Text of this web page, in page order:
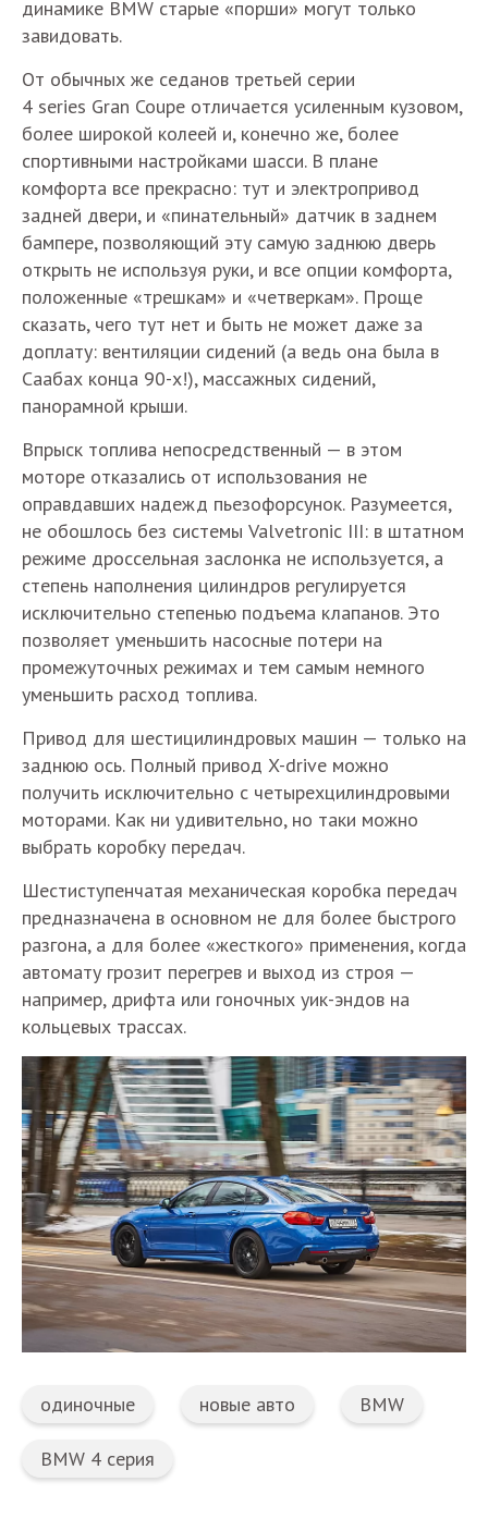
динамике BMW старые «порши» могут только
завидовать.
От обычных же седанов третьей серии
4 series Gran Coupe отличается усиленным кузовом,
более широкой колеей и, конечно же, более
спортивными настройками шасси. В плане
комфорта все прекрасно: тут и электропривод
задней двери, и «пинательный» датчик в заднем
бампере, позволяющий эту самую заднюю дверь
открыть не используя руки, и все опции комфорта,
положенные «трешкам» и «четверкам». Проще
сказать, чего тут нет и быть не может даже за
доплату: вентиляции сидений (а ведь она была в
Саабах конца 90-х!), массажных сидений,
панорамной крыши.
Впрыск топлива непосредственный — в этом
моторе отказались от использования не
оправдавших надежд пьезофорсунок. Разумеется,
не обошлось без системы Valvetronic III: в штатном
режиме дроссельная заслонка не используется, а
степень наполнения цилиндров регулируется
исключительно степенью подъема клапанов. Это
позволяет уменьшить насосные потери на
промежуточных режимах и тем самым немного
уменьшить расход топлива.
Привод для шестицилиндровых машин — только на
заднюю ось. Полный привод X-drive можно
получить исключительно с четырехцилиндровыми
моторами. Как ни удивительно, но таки можно
выбрать коробку передач.
Шестиступенчатая механическая коробка передач
предназначена в основном не для более быстрого
разгона, а для более «жесткого» применения, когда
автомату грозит перегрев и выход из строя —
например, дрифта или гоночных уик-эндов на
кольцевых трассах.
одиночные новые авто BMW
BMW 4 серия